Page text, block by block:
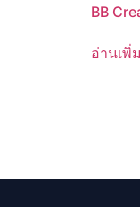
BB
อ่านเพิ่ม